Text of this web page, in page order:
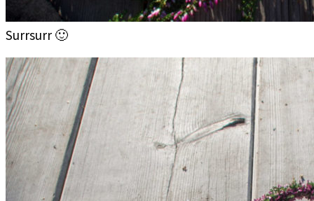
Surrsurr 🙂